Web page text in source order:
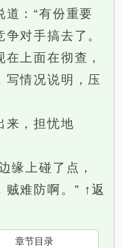
：“有份重要
对手搞去了。
上面在彻查，
写情况说明，压
，担忧地
上碰了点，
贼难防啊。” ↑返
章节目录